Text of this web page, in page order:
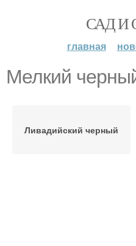
САД И
главная
Мелкий
Ливадийский черный